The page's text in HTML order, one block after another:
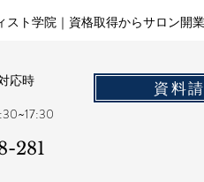
スト学院｜資格取得からサロン開
応時
281​
資料